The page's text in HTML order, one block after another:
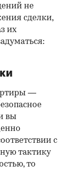
не
сделки,
их
—
вы
с
тактику
то